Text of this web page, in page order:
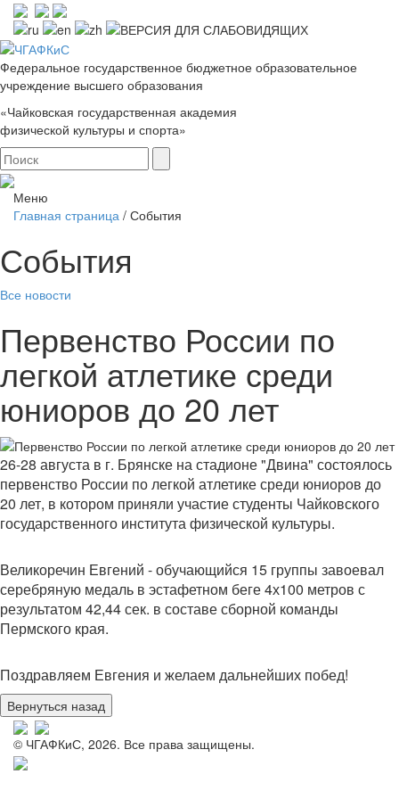
Федеральное государственное бюджетное образовательное
учреждение высшего образования
«Чайковская государственная академия
физической культуры и спорта»
Меню
Главная страница / События
События
Все новости
Первенство России по
легкой атлетике среди
юниоров до 20 лет
26-28 августа в г. Брянске на стадионе "Двина" состоялось
первенство России по легкой атлетикесреди юниоров до
20 лет, в котором приняли участие студенты Чайковского
государственного института физической культуры.
Великоречин Евгений - обучающийся 15 группы завоевал
серебряную медаль в эстафетном беге 4х100 метров с
результатом 42,44 сек. в составе сборной команды
Пермского края.
Поздравляем Евгения и желаем дальнейших побед!
© ЧГАФКиС, 2026. Все права защищены.